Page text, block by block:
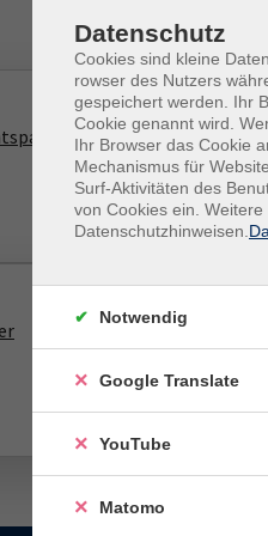
Datenschutz
Cookies sind kleine
rowser des Nutzers
gespeichert werden. Ihr
Cookie genannt wird.
Ihr Browser das Cookie
Mechanismus für
Surf-Aktivitäten des
von Cookies ein.
Datenschutzhinweisen.
Notwendig
Google Translate
YouTube
Matomo